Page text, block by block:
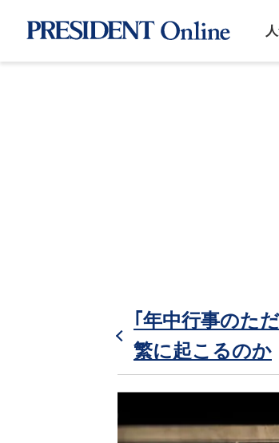
｢年中行事のた
繁に起こるのか